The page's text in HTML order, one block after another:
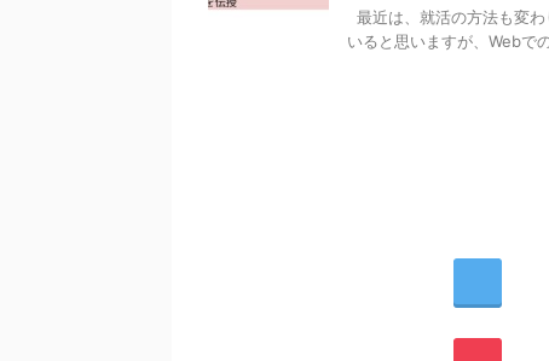
最近は、就活の方法も変
いると思いますが、Webで